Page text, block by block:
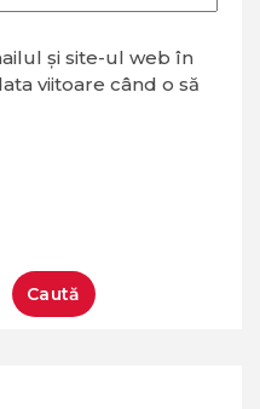
și site-ul web în
viitoare când o să
Caută